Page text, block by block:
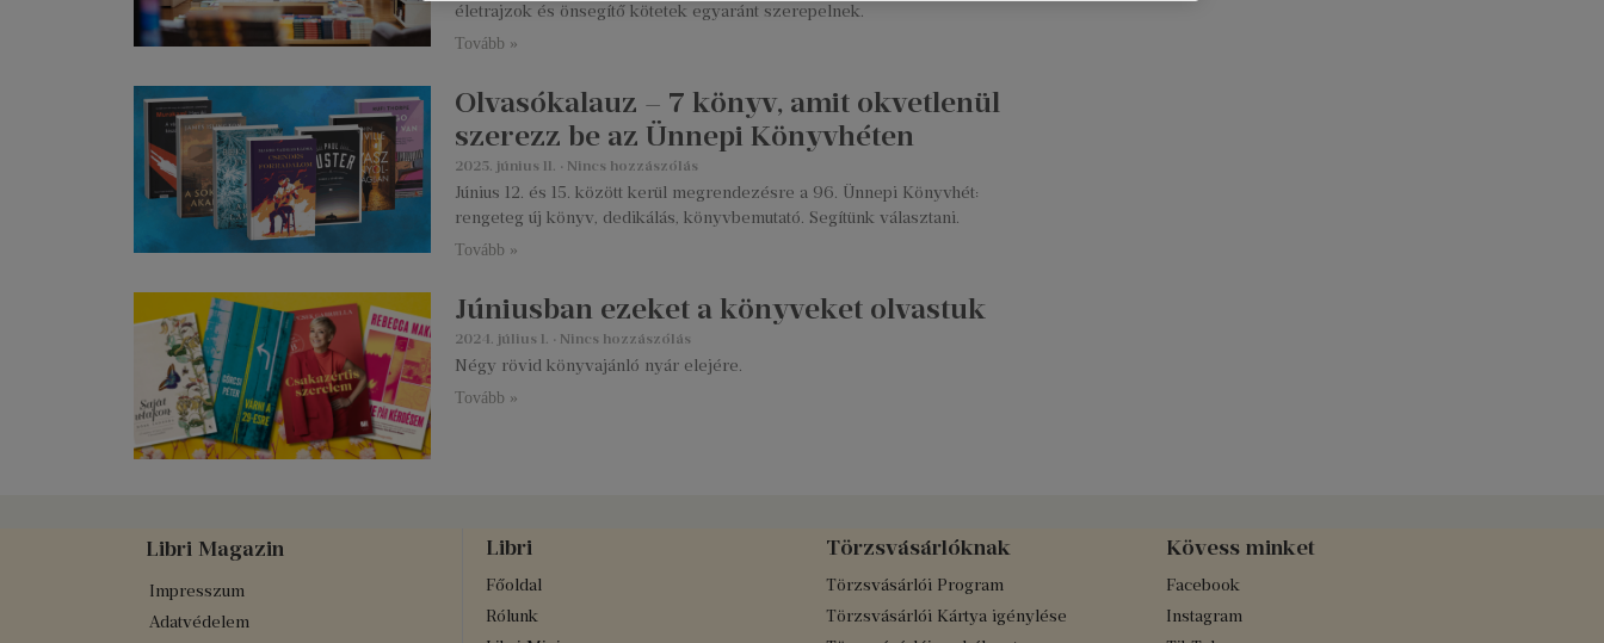
életrajzok és önsegítő kötetek egyaránt szerepelnek.
Tovább »
Olvasókalauz – 7 könyv, amit okvetlenül
szerezz be az Ünnepi Könyvhéten
2025. június 11. Nincs hozzászólás
Június 12. és 15. között kerül megrendezésre a 96. Ünnepi Könyvhét:
rengeteg új könyv, dedikálás, könyvbemutató. Segítünk választani.
Tovább »
Júniusban ezeket a könyveket olvastuk
2024. július 1. Nincs hozzászólás
Négy rövid könyvajánló nyár elejére.
Tovább »
Libri Magazin
Impresszum
Adatvédelem
Libri
Főoldal
Rólunk
Törzsvásárlóknak
Törzsvásárlói Program
Törzsvásárlói Kártya igénylése
Kövess minket
Facebook
Instagram